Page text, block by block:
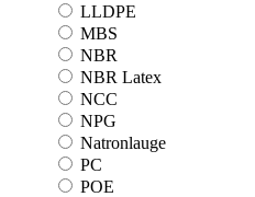
LLDPE
MBS
NBR
NBR Latex
NCC
NPG
Natronlauge
PC
POE